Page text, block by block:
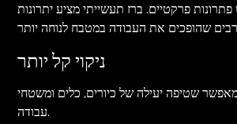
פרקטיים. ברז תעשייתי מציע יתרונות
ניקוי קל יותר
שטיפה יעילה של כיורים, כלים ומשטחי
עבודה.